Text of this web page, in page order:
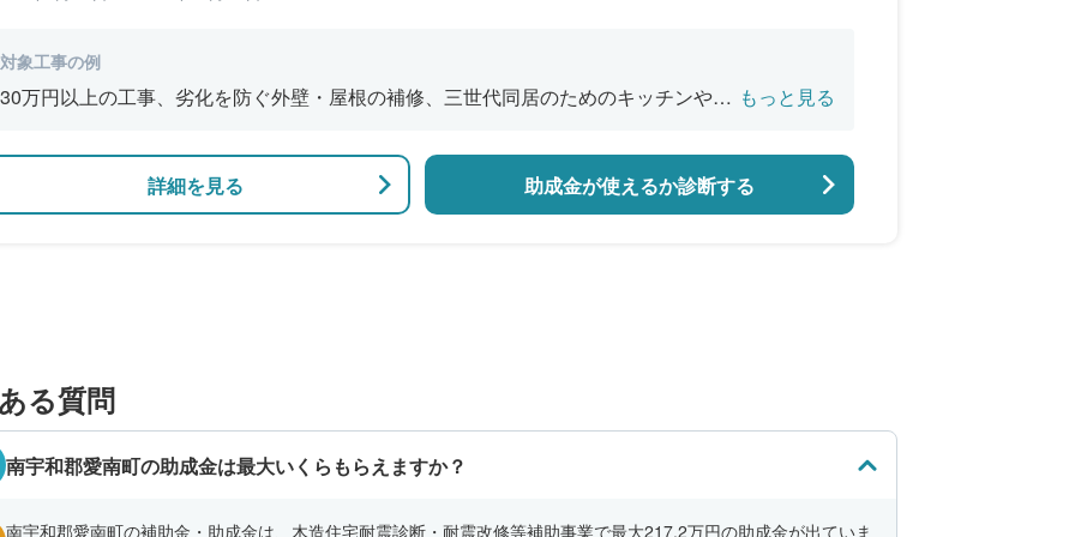
対象工事の例
30万円以上の工事、劣化を防ぐ外壁・屋根の補修、三世代同居のためのキッチンやお もっと見る
詳細を見る 助成金が使えるか診断する
る質問
南宇和郡愛南町の助成金は最大いくらもらえますか？
南宇和郡愛南町の補助金・助成金は、木造住宅耐震診断・耐震改修等補助事業で最大217.2万円の助成金が出ていま